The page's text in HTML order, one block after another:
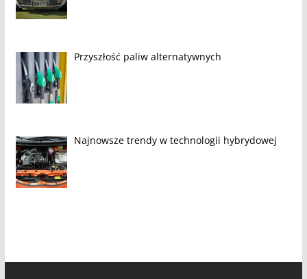
Przyszłość paliw alternatywnych
Najnowsze trendy w technologii hybrydowej